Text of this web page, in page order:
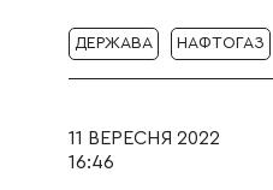
ДЕРЖАВА НАФТОГАЗ
11 ВЕРЕСНЯ 2022
16:46